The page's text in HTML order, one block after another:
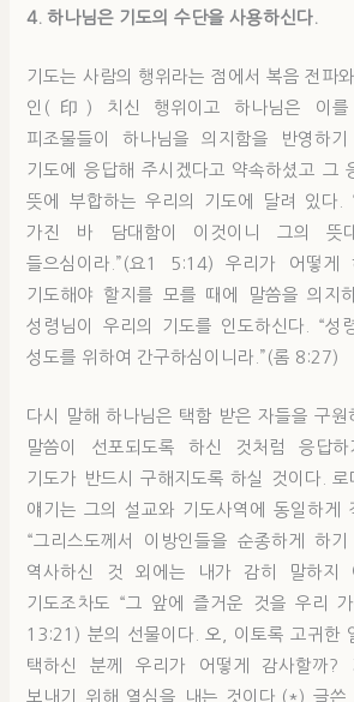
4. 하나님은 기도의 수단을 사용하신다.
기도는 사람의 행위라는 점에서 복음 전파
인(印) 치신 행위이고 하나님은 이를
피조물들이 하나님을 의지함을 반영하
기도에 응답해 주시겠다고 약속하셨고 그
뜻에 부합하는 우리의 기도에 달려 있다.
가진 바 담대함이 이것이니 그의 뜻
들으심이라.”(요1 5:14) 우리가 어떻게
기도해야 할지를 모를 때에 말씀을 의지
성령님이 우리의 기도를 인도하신다. “성
성도를 위하여 간구하심이니라.”(롬 8:27)
다시 말해 하나님은 택함 받은 자들을 구원
말씀이 선포되도록 하신 것처럼 응답
기도가 반드시 구해지도록 하실 것이다.
얘기는 그의 설교와 기도사역에 동일하게
“그리스도께서 이방인들을 순종하게 하
역사하신 것 외에는 내가 감히 말하지
기도조차도 “그 앞에 즐거운 것을 우리 가
13:21) 분의 선물이다. 오, 이토록 고귀한
택하신 분께 우리가 어떻게 감사할까?
보내기 위해 열심을 내는 것이다.(*) 글